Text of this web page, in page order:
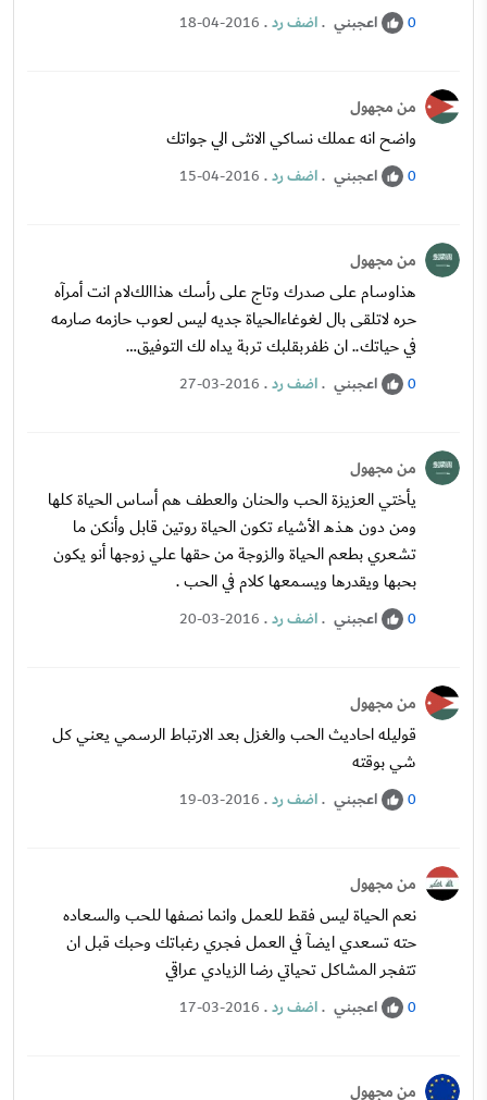
0 اعجبني .اضف رد.
18-04-2016
من مجهول
واضح انه عملك نساكي الانثى الي جواتك
0 اعجبني .اضف رد.
15-04-2016
من مجهول
هذاوسام على صدرك وتاج على رأسك هذاالكﻻم انت أمرآه
حره ﻻتلقى بال لغوغاءالحياة جديه ليس لعوب حازمه صارمه
في حياتك.. ان ظفربقلبك تربة يداه لك التوفيق…
0 اعجبني .اضف رد.
27-03-2016
من مجهول
يأختي العزيزة الحب والحنان والعطف هم أساس الحياة كلها
ومن دون هــذهـ الأشياء تكون الحياة روتين قابل وأنكن ما
تشعري بطعم الحياة والزوجة من حقها علي زوجها أنو يكون
بحبها ويقدرها ويسمعها كلام في الحب .
0 اعجبني .اضف رد.
20-03-2016
من مجهول
قوليله احاديث الحب والغزل بعد الارتباط الرسمي يعني كل
شي بوقته
0 اعجبني .اضف رد.
19-03-2016
من مجهول
نعم الحياة ليس فقط للعمل وانما نصفها للحب والسعاده
حته تسعدي ايضآ في العمل فجري رغباتك وحبك قبل ان
تتفجر المشاكل تحياتي رضا الزيادي عراقي
0 اعجبني .اضف رد.
17-03-2016
من مجهول